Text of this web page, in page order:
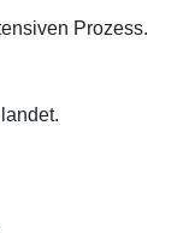
Prozess.